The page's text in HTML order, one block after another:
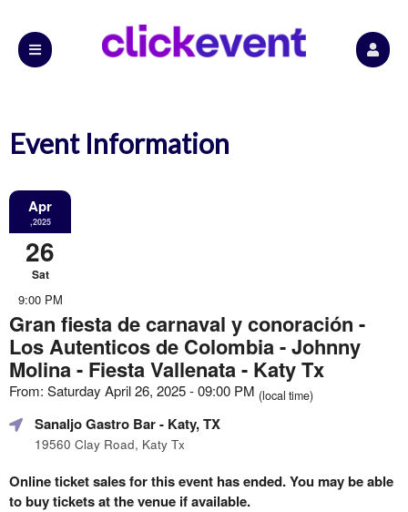
Event Information
Apr
,2025
26
Sat
9:00 PM
Gran fiesta de carnaval y conoración -
Los Autenticos de Colombia - Johnny
Molina - Fiesta Vallenata - Katy Tx
From: Saturday April 26, 2025 - 09:00 PM (local time)
Sanaljo Gastro Bar- Katy, TX
19560 Clay Road, Katy Tx
Online ticket sales for this event has ended. You may be able
to buy tickets at the venue if available.